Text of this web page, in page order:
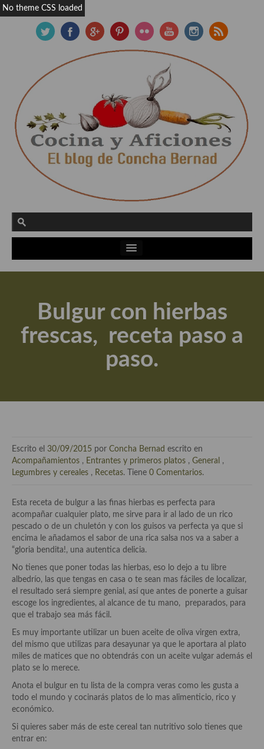
Actualidad y recomendaciones
Apuntes, estudios sobre temas interesantes e importantes
Aceite de Oliva Virgen Extra (AOVE)
Recetas maridadas con los mejores AOVES
Tiendas especiales
Especias, hierbas, condimentos, espesantes y aditivos
Historia de la gastronomía, platos celebres, cocineros, críticos,
historias culinarias y otras cosas
Origen y evolución de la comida
Protocolo y buenas maneras.
Ocio – restaurantes, bares, tabernas
Viajes eno-gastro-turísticos
En El Candelero
Las opiniones de la «Cocinera»
Prensa
Recetas
Bulgur con hierbas
frescas, receta paso a
paso.
Escrito el 30/09/2015 por Concha Bernad escrito en
Acompañamientos , Entrantes y primeros platos , General
,
Legumbres y cereales , Recetas. Tiene 0 Comentarios.
Esta receta de bulgur a las finas hierbas es perfecta para
acompañar cualquier plato, me sirve para ir al lado de un rico
pescado o de un chuletón y con los guisos va perfecta ya que si
encima le añadamos el sabor de una rica salsa nos va a saber a
“gloria bendita!, una autentica delicia.
No tienes que poner todas las hierbas, eso lo dejo a tu libre
albedrío, las que tengas en casa o te sean mas fáciles de localizar,
el resultado será siempre genial, así que antes de ponerte a guisar
escoge los ingredientes, al alcance de tu mano, preparados, para
que el trabajo sea más fácil.
Es muy importante utilizar un buen aceite de oliva virgen extra,
del mismo que utilizas para desayunar ya que le aportara al plato
miles de matices que no obtendrás con un aceite vulgar además el
plato se lo merece.
Anota el bulgur en tu lista de la compra veras como les gusta a
todo el mundo y cocinarás platos de lo mas alimenticio, rico y
económico.
Si quieres saber más de este cereal tan nutritivo solo tienes que
entrar en:
No theme CSS loaded